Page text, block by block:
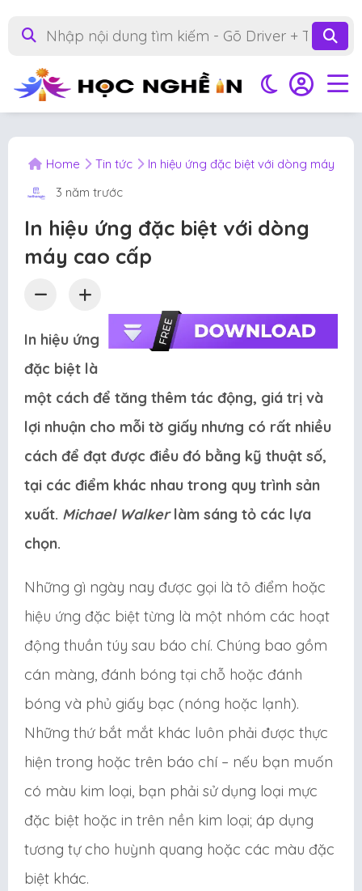
Home Tin tức
In hiệu ứng đặc biệt với dòng máy
3 năm trước
In hiệu ứng đặc biệt với dòng
máy cao cấp
In hiệu ứng
đặc biệt là
một cách để tăng thêm tác động, giá trị và
lợi nhuận cho mỗi tờ giấy nhưng có rất nhiều
cách để đạt được điều đó bằng kỹ thuật số,
tại các điểm khác nhau trong quy trình sản
xuất. Michael Walkerlàm sáng tỏ các lựa
chọn.
Những gì ngày nay được gọi là tô điểm hoặc
hiệu ứng đặc biệt từng là một nhóm các hoạt
động thuần túy sau báo chí. Chúng bao gồm
cán màng, đánh bóng tại chỗ hoặc đánh
bóng và phủ giấy bạc (nóng hoặc lạnh).
Những thứ bắt mắt khác luôn phải được thực
hiện trong hoặc trên báo chí – nếu bạn muốn
có màu kim loại, bạn phải sử dụng loại mực
đặc biệt hoặc in trên nền kim loại; áp dụng
tương tự cho huỳnh quang hoặc các màu đặc
biệt khác.